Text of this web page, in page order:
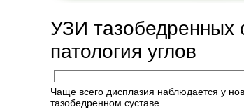
УЗИ тазобедренных
патология углов
Чаще всего дисплазия наблюдается у
тазобедренном суставе.